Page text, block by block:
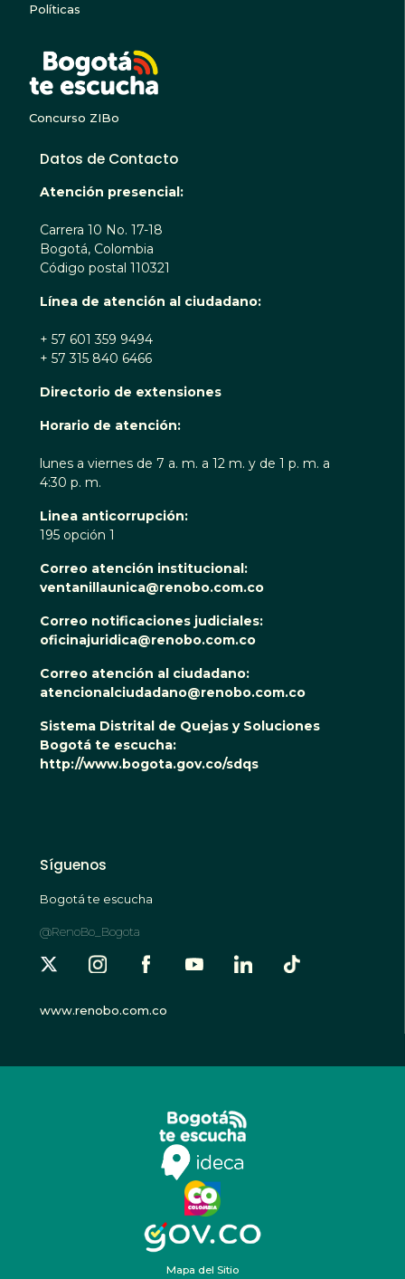
Políticas
Concurso ZIBo
Datos de Contacto
Atención presencial:
Carrera 10 No. 17-18
Bogotá, Colombia
Código postal 110321
Línea de atención al ciudadano:
+ 57 601 359 9494
+ 57 315 840 6466
Directorio de extensiones
Horario de atención:
lunes a viernes de 7 a. m. a 12 m. y de 1 p. m. a
4:30 p. m.
Linea anticorrupción:
195 opción 1
Correo atención institucional:
ventanillaunica@renobo.com.co
Correo notificaciones judiciales:
oficinajuridica@renobo.com.co
Correo atención al ciudadano:
atencionalciudadano@renobo.com.co
Sistema Distrital de Quejas y Soluciones
Bogotá te escucha:
http://www.bogota.gov.co/sdqs
Síguenos
Bogotá te escucha
@RenoBo_Bogota
www.renobo.com.co
Mapa del Sitio